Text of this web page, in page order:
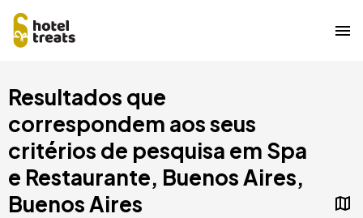
para
conteúdo
principal
Resultados que
correspondem aos seus
critérios de pesquisa em Spa
e Restaurante, Buenos Aires,
Buenos Aires